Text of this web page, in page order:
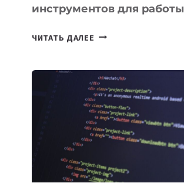
инструментов для работы
ЧИТАТЬ ДАЛЕЕ ТАСК-
ПОЛЕЗНЫХ
ИНСТРУМЕНТОВ
ДЛЯ
РАБОТЫ